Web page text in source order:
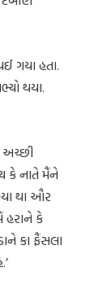
ગયા હતા.
થયા.
અચ્છી
કે નાતે મૈંને
થા ઔર
હરાને કે
કા ફૈંસલા